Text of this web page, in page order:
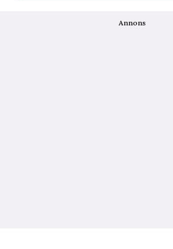
Annons